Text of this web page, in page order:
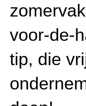
voor-de-
tip, die